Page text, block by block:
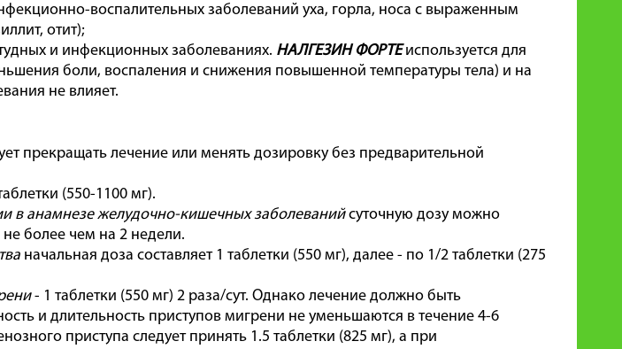
воспалительных заболеваний уха, горла, носа с выраженным
отит);
и инфекционных заболеваниях. НАЛГЕЗИН ФОРТЕиспользуется для
боли, воспаления и снижения повышенной температуры тела) и на
не влияет.
прекращать лечение или менять дозировку без предварительной
(550-1100 мг).
в анамнезе желудочно-кишечных заболеванийсуточную дозу можно
не более чем на 2 недели.
начальная доза составляет 1 таблетки (550 мг), далее - по 1/2 таблетки (275
- 1 таблетки (550 мг) 2 раза/сут. Однако лечение должно быть
и длительность приступов мигрени не уменьшаются в течение 4-6
приступа следует принять 1.5 таблетки (825 мг), а при